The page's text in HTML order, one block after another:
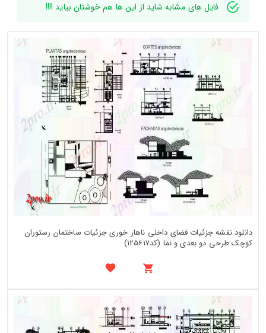
فایل های مشابه شاید از این ها هم خوشتان بیاید !!!!
دانلود نقشه جزئیات فضای داخلی ناهار خوری جزئیات ساختمان رستوران
کوچک طرحی دو بعدی و نما (کد125617)